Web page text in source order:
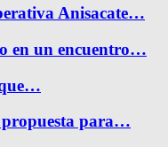
Anisacate…
en un encuentro…
que…
propuesta para…